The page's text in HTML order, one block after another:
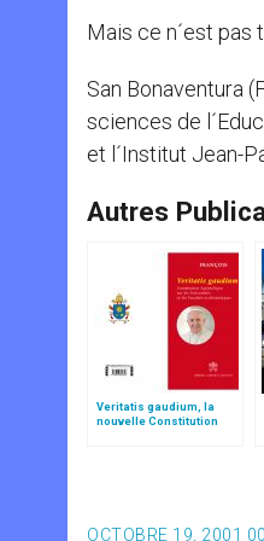
Mais ce n´est
San Bonaventura
sciences de
et l´Institut Jean-
Autres
Veritatis gaudium, la
nouvelle Constitution
OCTOBRE 19, 2001